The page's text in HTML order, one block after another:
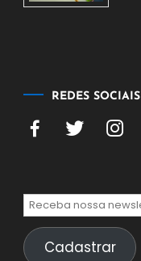
REDES SOCIAIS
Cadastrar